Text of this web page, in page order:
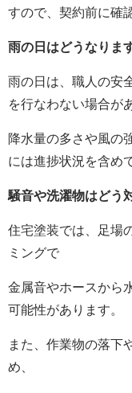
すので、契約前に確
雨の日はどうなりま
雨の日は、職人の安
を行なわない場合が
降水量の多さや風の
には進捗状況を含め
騒音や洗濯物はどう
住宅塗装では、足場
ミングで
金属音やホースから
可能性があります。
また、作業物の落下
め、